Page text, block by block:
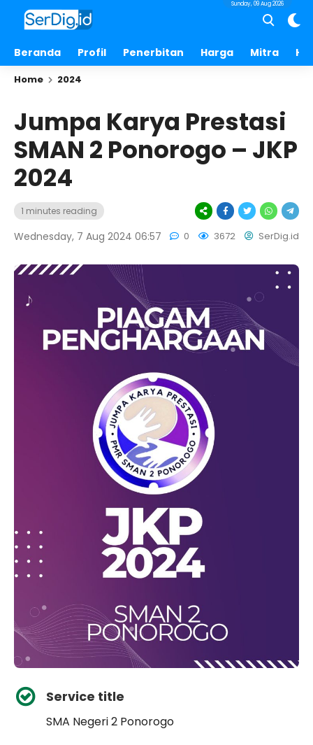
Beranda Profil Penerbitan Harga Mitra
Sunday, 09 Aug 2026
Home 2024
Jumpa Karya Prestasi
SMAN 2 Ponorogo – JKP
2024
1 minutes reading
Wednesday, 7 Aug 2024 06:57 0 3672 SerDig.id
Service title
SMA Negeri 2 Ponorogo